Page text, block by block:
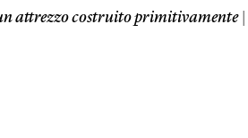
attrezzo costruito primitivamente